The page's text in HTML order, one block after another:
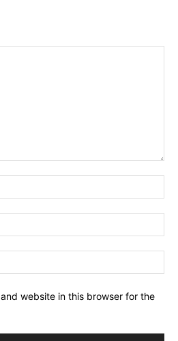
website in this browser for the